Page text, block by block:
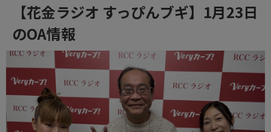
【花金ラジオ すっぴんブギ】1月23日
のOA情報